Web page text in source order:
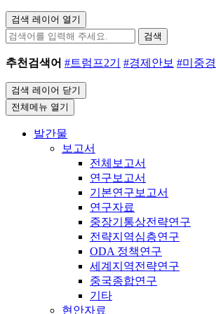
검색 레이어 열기
검색
추천검색어 #트럼프2기 #경제안보 #미중
검색 레이어 닫기
전체메뉴 열기
발간물
보고서
전체보고서
연구보고서
기본연구보고서
연구자료
중장기통상전략연구
전략지역심층연구
ODA 정책연구
세계지역전략연구
중국종합연구
기타
현안자료